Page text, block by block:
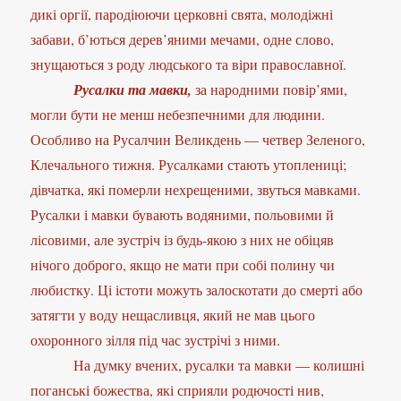
дикі оргії, пародіюючи церковні свята, молодіжні
забави, б’ються дерев’яними мечами, одне слово,
знущаються з роду людського та віри православної.
Русалки та мавки, за народними повір’ями,
могли бути не менш небезпечними для людини.
Особливо на Русалчин Великдень — четвер Зеленого,
Клечального тижня. Русалками стають утоплениці;
дівчатка, які померли нехрещеними, звуться мавками.
Русалки і мавки бувають водяними, польовими й
лісовими, але зустріч із будь-якою з них не обіцяв
нічого доброго, якщо не мати при собі полину чи
любистку. Ці істоти можуть залоскотати до смерті або
затягти у воду нещасливця, який не мав цього
охоронного зілля під час зустрічі з ними.
На думку вчених, русалки та мавки — колишні
поганські божества, які сприяли родючості нив,